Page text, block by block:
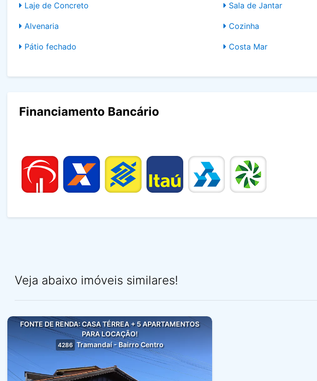
Laje de Concreto
Alvenaria
Pátio fechado
Sala de Jantar
Cozinha
Costa Mar
Financiamento Bancário
Veja abaixo imóveis similares!
FONTE DE RENDA: CASA TÉRREA + 5 APARTAMENTOS
PARA LOCAÇÃO!
4286 Tramandaí - Bairro Centro